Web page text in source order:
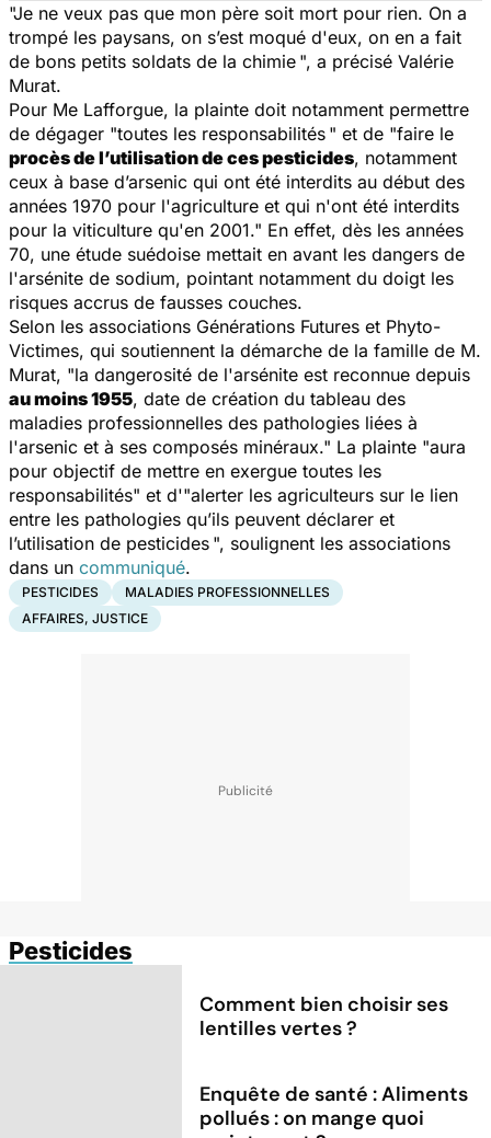
"Je ne veux pas que mon père soit mort pour rien. On a
trompé les paysans, on s’est moqué d'eux, on en a fait
de bons petits soldats de la chimie ", a précisé Valérie
Murat.
Pour Me Lafforgue, la plainte doit notamment permettre
de dégager "toutes les responsabilités " et de "faire le
procès de l’utilisation de ces pesticides, notamment
ceux à base d’arsenic qui ont été interdits au début des
années 1970 pour l'agriculture et qui n'ont été interdits
pour la viticulture qu'en 2001." En effet, dès les années
70, une étude suédoise mettait en avant les dangers de
l'arsénite de sodium, pointant notamment du doigt les
risques accrus de fausses couches.
Selon les associations Générations Futures et Phyto-
Victimes, qui soutiennent la démarche de la famille de M.
Murat, "la dangerosité de l'arsénite est reconnue depuis
au moins 1955, date de création du tableau des
maladies professionnelles des pathologies liées à
l'arsenic et à ses composés minéraux." La plainte "aura
pour objectif de mettre en exergue toutes les
responsabilités" et d'"alerter les agriculteurs sur le lien
entre les pathologies qu’ils peuvent déclarer et
l’utilisation de pesticides ", soulignent les associations
dans un communiqué.
PESTICIDES
MALADIES PROFESSIONNELLES
AFFAIRES, JUSTICE
Pesticides
Comment bien choisir ses
lentilles vertes ?
Enquête de santé : Aliments
pollués : on mange quoi